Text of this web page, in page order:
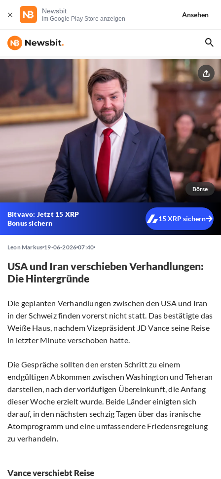
Newsbit
Im Google Play Store anzeigen
Ansehen
Börse
Bitvavo: Jetzt 15 XRP
Bonus sichern
15 XRP sichern
Leon Markus 19-06-2026 07:40
USA und Iran verschieben Verhandlungen:
Die Hintergründe
Die geplanten Verhandlungen zwischen den USA und Iran
in der Schweiz finden vorerst nicht statt. Das bestätigte das
Weiße Haus, nachdem Vizepräsident JD Vance seine Reise
in letzter Minute verschoben hatte.
Die Gespräche sollten den ersten Schritt zu einem
endgültigen Abkommen zwischen Washington und Teheran
darstellen, nach der vorläufigen Übereinkunft, die Anfang
dieser Woche erzielt wurde. Beide Länder einigten sich
darauf, in den nächsten sechzig Tagen über das iranische
Atomprogramm und eine umfassendere Friedensregelung
zu verhandeln.
Vance verschiebt Reise